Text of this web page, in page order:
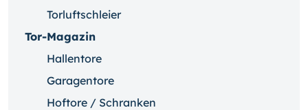
Torluftschleier
Tor-Magazin
Hallentore
Garagentore
Hoftore / Schranken